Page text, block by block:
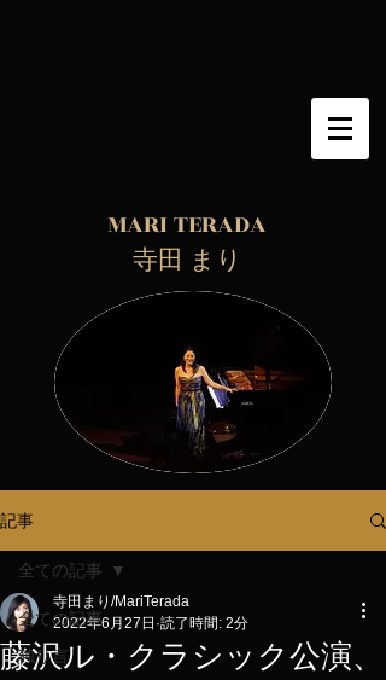
MARI TERADA
​ 寺田 まり
記事
全ての記事
独り言
全ての記事
藤沢ル・クラシック公演、
寺田まり/MariTerada
2022年6月27日 読了時間: 2分